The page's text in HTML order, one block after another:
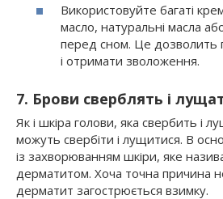
Використовуйте багаті
масло, натуральні масла
перед сном. Це дозволить
і отримати зволоження.
7. Брови сверблять і
Як і шкіра голови, яка свербить і
можуть свербіти і лущитися. В
із захворюванням шкіри, яке
дерматитом. Хоча точна причина
дерматит загострюється взимку.